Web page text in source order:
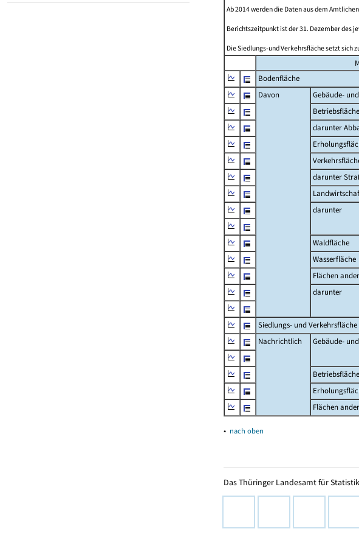
Ab 2014 werden die Daten aus dem
Berichtszeitpunkt ist der 31. Dezember des
Die Siedlungs-und Verkehrsfläche setzt sich
Bodenfläche
Davon
Gebäude-
Betriebsfläche
darunter
darunter
darunter
Waldfläche
Wasserfläche
Flächen
darunter
Siedlungs- und Verkehrsfläche
Nachrichtlich
Gebäude-
Flächen
▴ nach oben
Das Thüringer Landesamt für